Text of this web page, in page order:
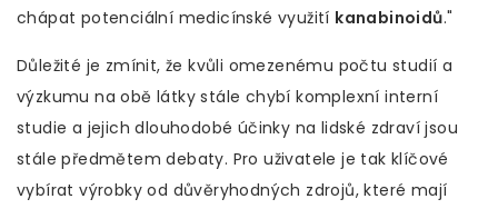
chápat potenciální medicínské využití kanabinoidů."
Důležité je zmínit, že kvůli omezenému počtu studií a
výzkumu na obě látky stále chybí komplexní interní
studie a jejich dlouhodobé účinky na lidské zdraví jsou
stále předmětem debaty. Pro uživatele je tak klíčové
vybírat výrobky od důvěryhodných zdrojů, které mají